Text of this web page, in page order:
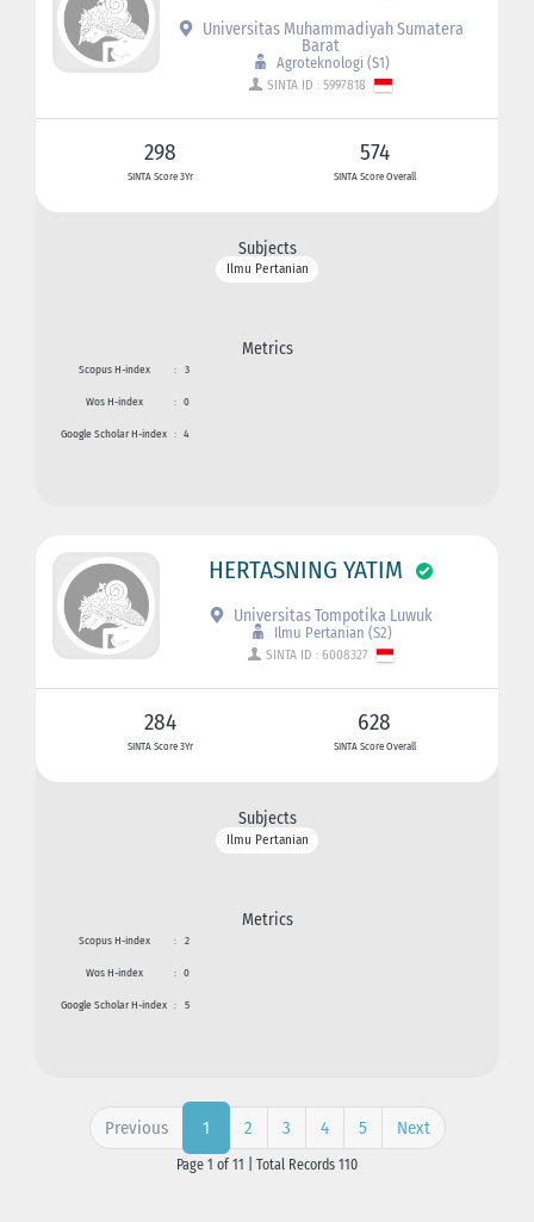
Universitas Muhammadiyah Sumatera
Barat
Agroteknologi (S1)
SINTA ID : 5997818
298
SINTA Score 3Yr
574
SINTA Score Overall
Subjects
Ilmu Pertanian
Metrics
Scopus H-index : 3
Wos H-index : 0
Google Scholar H-index : 4
HERTASNING YATIM
Universitas Tompotika Luwuk
Ilmu Pertanian (S2)
SINTA ID : 6008327
284
SINTA Score 3Yr
628
SINTA Score Overall
Subjects
Ilmu Pertanian
Metrics
Scopus H-index : 2
Wos H-index : 0
Google Scholar H-index : 5
Previous 1 2 3 4 5 Next
Page 1 of 11 | Total Records 110